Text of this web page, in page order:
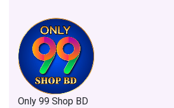
Only 99 Shop BD